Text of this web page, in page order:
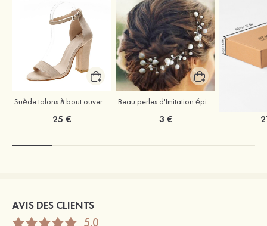
Suède talons à bout ouvert sandales talon bottier chaussures pour les soirées
25 €
Beau perles d'Imitation épingles à cheveux coiffe
3 €
AVIS DES CLIENTS
5.0